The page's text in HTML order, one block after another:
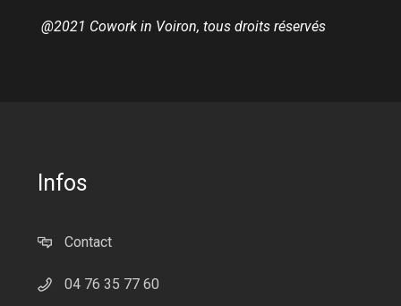
@2021 Cowork in Voiron, tous droits réservés
Infos
Contact
04 76 35 77 60